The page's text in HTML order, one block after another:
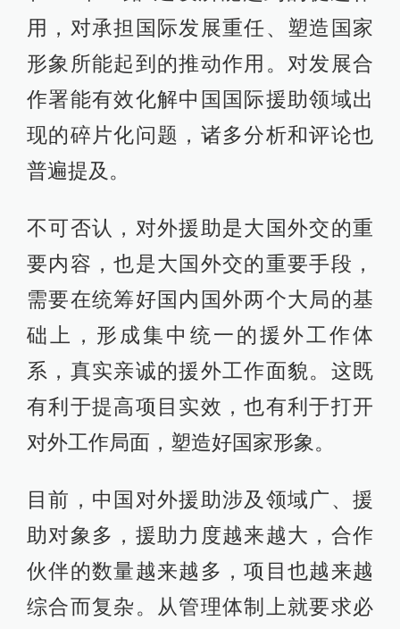
用，对承担国际发展重任、塑造国家
形象所能起到的推动作用。对发展合
作署能有效化解中国国际援助领域出
现的碎片化问题，诸多分析和评论也
普遍提及。
不可否认，对外援助是大国外交的重
要内容，也是大国外交的重要手段，
需要在统筹好国内国外两个大局的基
础上，形成集中统一的援外工作体
系，真实亲诚的援外工作面貌。这既
有利于提高项目实效，也有利于打开
对外工作局面，塑造好国家形象。
目前，中国对外援助涉及领域广、援
助对象多，援助力度越来越大，合作
伙伴的数量越来越多，项目也越来越
综合而复杂。从管理体制上就要求必